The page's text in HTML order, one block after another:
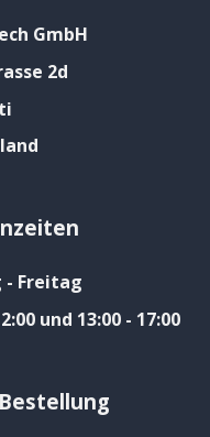
GmbH
2d
- Freitag
und 13:00 - 17:00